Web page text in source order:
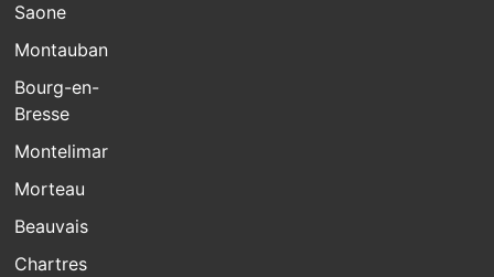
Saone
Montauban
Bourg-en-
Bresse
Montelimar
Morteau
Beauvais
Chartres